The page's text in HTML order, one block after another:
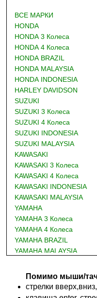
ВСЕ МАРКИ
HONDA
HONDA 3 Колеса
HONDA 4 Колеса
HONDA BRAZIL
HONDA MALAYSIA
HONDA INDONESIA
HARLEY DAVIDSON
SUZUKI
SUZUKI 3 Колеса
SUZUKI 4 Колеса
SUZUKI INDONESIA
SUZUKI MALAYSIA
KAWASAKI
KAWASAKI 3 Колеса
KAWASAKI 4 Колеса
KAWASAKI INDONESIA
KAWASAKI MALAYSIA
YAMAHA
YAMAHA 3 Колеса
YAMAHA 4 Колеса
YAMAHA BRAZIL
YAMAHA MALAYSIA
BMWПомимо мыши/
стрелки